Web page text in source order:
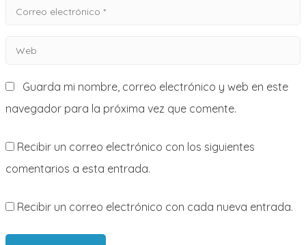
Correo
Web
Guarda mi nombre, correo electrónico y web en este
navegador para la próxima vez que comente.
Recibir un correo electrónico con los siguientes
comentarios a esta entrada.
Recibir un correo electrónico con cada nueva entrada.